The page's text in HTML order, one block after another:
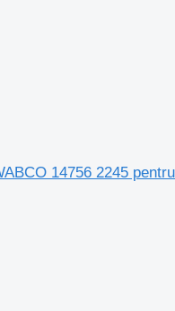
14756 2245 pentru